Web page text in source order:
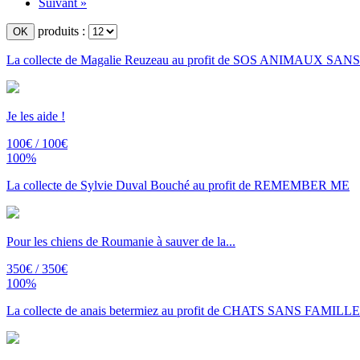
Suivant »
produits :
La collecte de Magalie Reuzeau au profit de SOS ANIMAUX
Je les aide !
100€ / 100€
100%
La collecte de Sylvie Duval Bouché au profit de REMEMBER ME
Pour les chiens de Roumanie à sauver de la...
350€ / 350€
100%
La collecte de anais betermiez au profit de CHATS SANS